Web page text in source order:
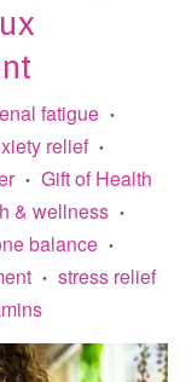
fatigue •
relief •
• Gift of Health
& wellness •
balance •
• stress relief